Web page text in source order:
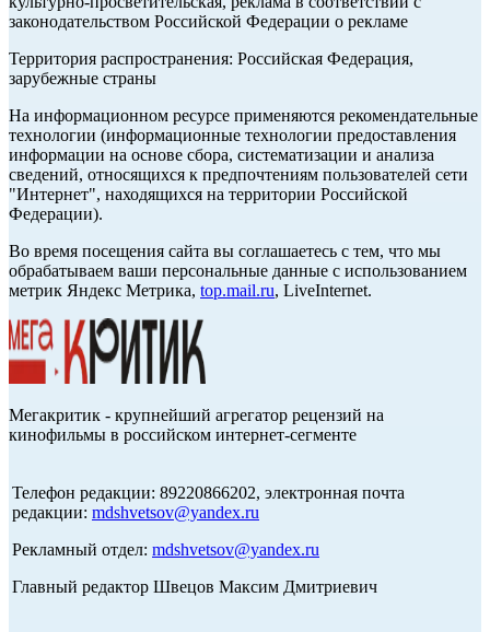
законодательством Российской Федерации о рекламе
Территория распространения: Российская Федерация,
зарубежные страны
На информационном ресурсе применяются рекомендательные
технологии (информационные технологии предоставления
информации на основе сбора, систематизации и анализа
сведений, относящихся к предпочтениям пользователей сети
"Интернет", находящихся на территории Российской
Федерации).
Во время посещения сайта вы соглашаетесь с тем, что мы
обрабатываем ваши персональные данные с использованием
метрик Яндекс Метрика, top.mail.ru, LiveInternet.
Мегакритик - крупнейший агрегатор рецензий на
кинофильмы в российском интернет-сегменте
Телефон редакции: 89220866202, электронная почта
редакции: mdshvetsov@yandex.ru
Рекламный отдел: mdshvetsov@yandex.ru
Главный редактор Швецов Максим Дмитриевич